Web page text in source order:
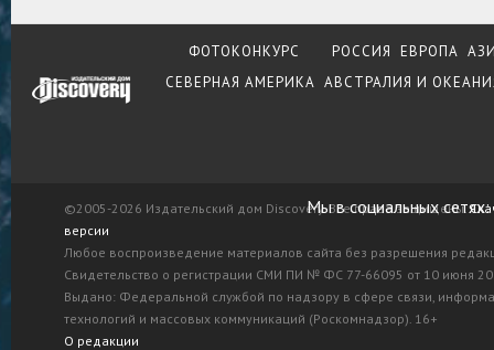
ФОТОКОНКУРС РОССИЯ ЕВРОПА
СЕВЕРНАЯ АМЕРИКА АВСТРАЛИЯ И
©2005-2026 Издательский дом Discovery. Все права защищены.
версии
Любое воспроизведение материалов сайта без разрешения
Свидетельство о регистрации СМИ ПИ № ФС 77-66095 от 10 июня
Выдано: Федеральной службой по надзору в сфере связи,
технологий и массовых коммуникаций (Роскомнадзор). 16+
О редакции
Мы в социальных сетях: